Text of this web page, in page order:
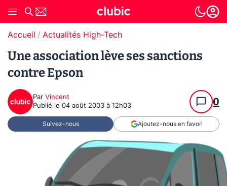
Accueil Actualités High-Tech
Une association lève ses sanctions
contre Epson
Par Vincent
Publié le 04 août 2003 à 12h03 0
Suivez-nous Ajoutez-nous en favori